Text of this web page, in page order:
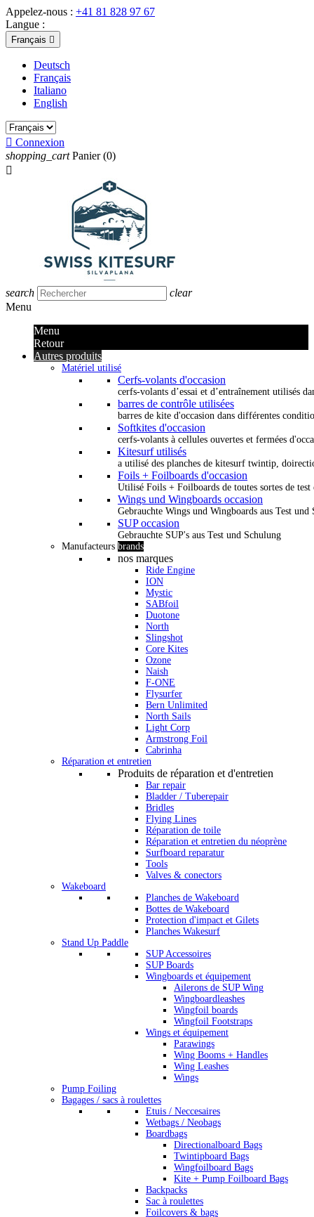
Appelez-nous : +41 81 828 97 67
Langue :
Français 
Deutsch
Français
Italiano
English
 Connexion
shopping_cart Panier (0)

search
clear
Menu
Menu
Retour
Autres produits
Matériel utilisé
Cerfs-volants d'occasion
cerfs-volants d’essai et d’entraînement utilisés
barres de contrôle utilisées
barres de kite d'occasion dans différentes
Softkites d'occasion
cerfs-volants à cellules ouvertes et fermées
Kitesurf utilisés
a utilisé des planches de kitesurf twintip,
Foils + Foilboards d'occasion
Utilisé Foils + Foilboards de toutes sortes de test
Wings und Wingboards occasion
Gebrauchte Wings und Wingboards aus Test und
SUP occasion
Gebrauchte SUP's aus Test und Schulung
Manufacteurs brands
nos marques
Ride Engine
ION
Mystic
SABfoil
Duotone
North
Slingshot
Core Kites
Ozone
Naish
F-ONE
Flysurfer
Bern Unlimited
North Sails
Light Corp
Armstrong Foil
Cabrinha
Réparation et entretien
Produits de réparation et d'entretien
Bar repair
Bladder / Tuberepair
Bridles
Flying Lines
Réparation de toile
Réparation et entretien du néoprène
Surfboard reparatur
Tools
Valves & conectors
Wakeboard
Planches de Wakeboard
Bottes de Wakeboard
Protection d'impact et Gilets
Planches Wakesurf
Stand Up Paddle
SUP Accessoires
SUP Boards
Wingboards et équipement
Ailerons de SUP Wing
Wingboardleashes
Wingfoil boards
Wingfoil Footstraps
Wings et équipement
Parawings
Wing Booms + Handles
Wing Leashes
Wings
Pump Foiling
Bagages / sacs à roulettes
Etuis / Neccesaires
Wetbags / Neobags
Boardbags
Directionalboard Bags
Twintipboard Bags
Wingfoilboard Bags
Kite + Pump Foilboard Bags
Backpacks
Sac à roulettes
Foilcovers & bags